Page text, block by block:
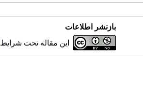
بازنشر اطلاعات
این مقاله تحت شرایط